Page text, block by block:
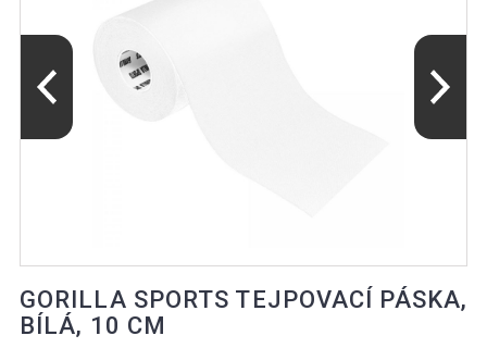
GORILLA SPORTS TEJPOVACÍ PÁSKA,
BÍLÁ, 10 CM